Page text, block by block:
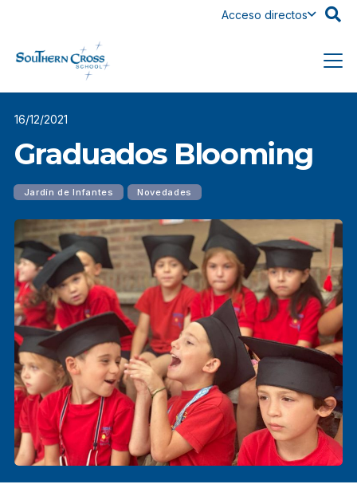
Acceso directos
16/12/2021
Graduados Blooming
Jardín de Infantes Novedades